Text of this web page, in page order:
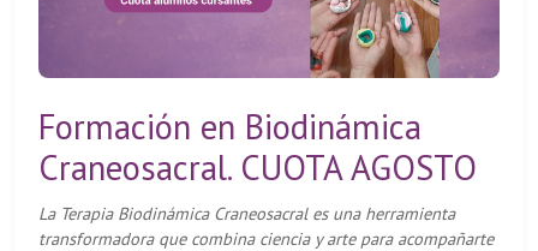
Formación en Biodinámica
Craneosacral. CUOTA AGOSTO
La Terapia Biodinámica Craneosacral es una herramienta
transformadora que combina ciencia y arte para acompañarte